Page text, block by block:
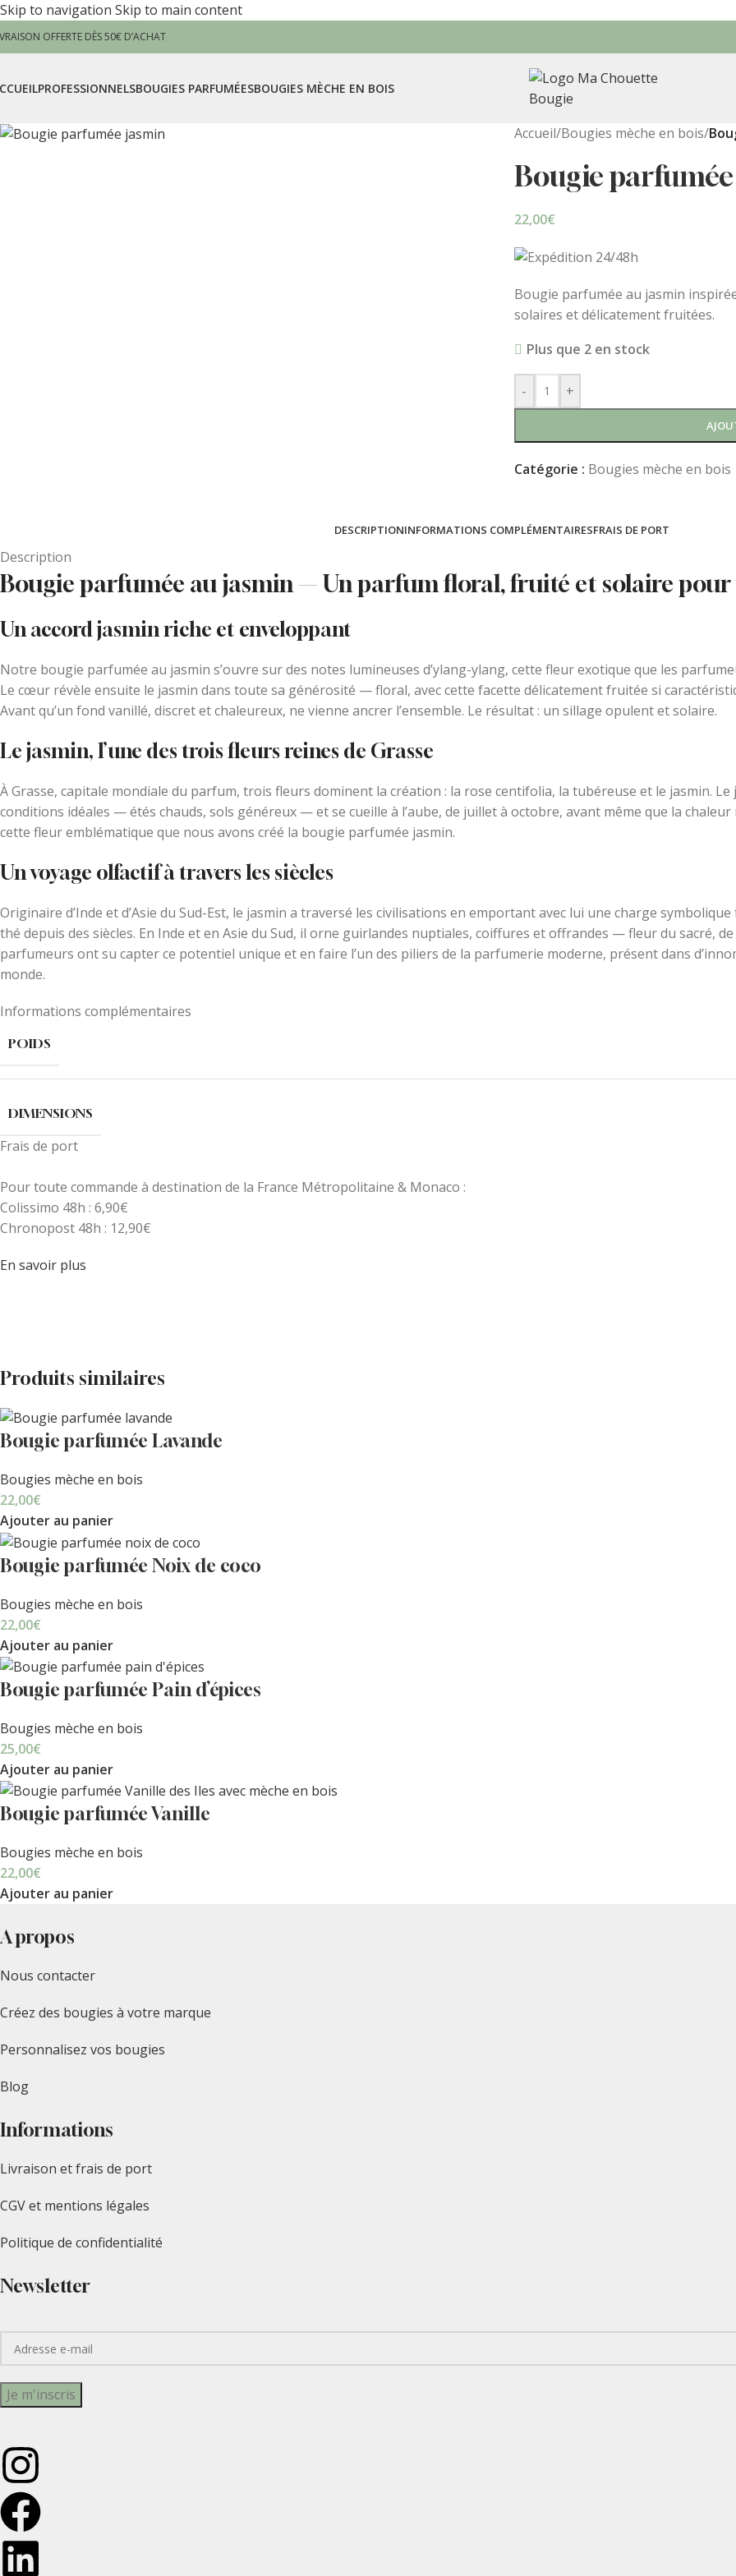
Skip to navigation Skip to main content
OFFERTE DÈS 50€ D’ACHAT
PROFESSIONNELSBOUGIES PARFUMÉESBOUGIES MÈCHE EN BOIS
Accueil/Bougies mèche en bois/
Bougie
22,00€
Bougie parfumée au jasmin
solaires et délicatement fruitées.
Plus que 2 en stock
- +
Catégorie : Bougies mèche en bois
DESCRIPTIONINFORMATIONS COMPLÉMENTAIRESFRAIS DE PORT
Description
Bougie parfumée au jasmin — Un parfum floral, fruité et solaire
Un accord jasmin riche et enveloppant
Notre bougie parfumée au jasmin s’ouvre sur des notes lumineuses d’ylang-ylang, cette fleur exotique que les
Le cœur révèle ensuite le jasmin dans toute sa générosité — floral, avec cette facette délicatement fruitée si
Avant qu’un fond vanillé, discret et chaleureux, ne vienne ancrer l’ensemble. Le résultat : un sillage opulent et solaire.
Le jasmin, l’une des trois fleurs reines de Grasse
À Grasse, capitale mondiale du parfum, trois fleurs dominent la création : la rose centifolia, la tubéreuse et le jasmin.
conditions idéales — étés chauds, sols généreux — et se cueille à l’aube, de juillet à octobre, avant même que la chaleur
cette fleur emblématique que nous avons créé la bougie parfumée jasmin.
Un voyage olfactif à travers les siècles
Originaire d’Inde et d’Asie du Sud-Est, le jasmin a traversé les civilisations en emportant avec lui une charge
thé depuis des siècles. En Inde et en Asie du Sud, il orne guirlandes nuptiales, coiffures et offrandes — fleur du sacré, de
parfumeurs ont su capter ce potentiel unique et en faire l’un des piliers de la parfumerie moderne, présent dans
monde.
Informations complémentaires
POIDS
DIMENSIONS
Frais de port
Pour toute commande à destination de la France Métropolitaine & Monaco :
Colissimo 48h : 6,90€
Chronopost 48h : 12,90€
En savoir plus
Produits similaires
Bougie parfumée Lavande
Bougies mèche en bois
22,00€
Ajouter au panier
Bougie parfumée Noix de coco
Bougies mèche en bois
22,00€
Ajouter au panier
Bougie parfumée Pain d’épices
Bougies mèche en bois
25,00€
Ajouter au panier
Bougie parfumée Vanille
Bougies mèche en bois
22,00€
Ajouter au panier
A propos
Nous contacter
Créez des bougies à votre marque
Personnalisez vos bougies
Blog
Informations
Livraison et frais de port
CGV et mentions légales
Politique de confidentialité
Newsletter